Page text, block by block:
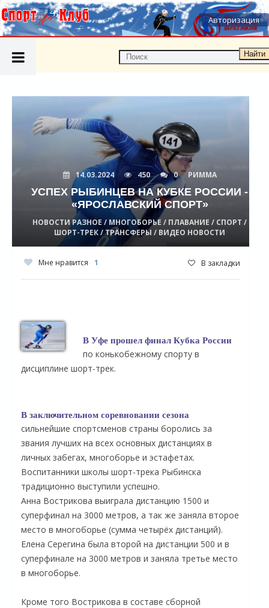
Авторизация
Найти
14.03.2024 450 0 РИММА
УСПЕХ РЫБИНЦЕВ НА КУБКЕ РОССИИ -
«ЯРОСЛАВСКИЙ СПОРТ»
НОВОСТИ РАЗНОЕ / МНОГОБОРЬЕ / ПЛАВАНИЕ / СПОРТ /
ШОРТ-ТРЕК / ТРАНСФЕРЫ / ВИДЕО НОВОСТИ
Мне нравится 1 В закладки
В Уфе прошел финал Кубка России
по конькобежному спорту в
дисциплине шорт-трек.
В заключительном соревновании сезона
сильнейшие спортсменов страны боролись за
звания лучших на всех основных дистанциях в
личных забегах, многоборье и эстафетах.
Воспитанники школы шорт-трека Рыбинска
традиционно выступили успешно.
Анна Вострикова выиграла дистанцию 1500 и
суперфинал на 3000 метров, а так же заняла второе
место в многоборье (сумма четырёх дистанций).
Елена Серегина была второй на дистанции 500 и в
суперфинале на 3000 метров и заняла третье место
в многоборье.
Кроме того Вострикова в составе сборной